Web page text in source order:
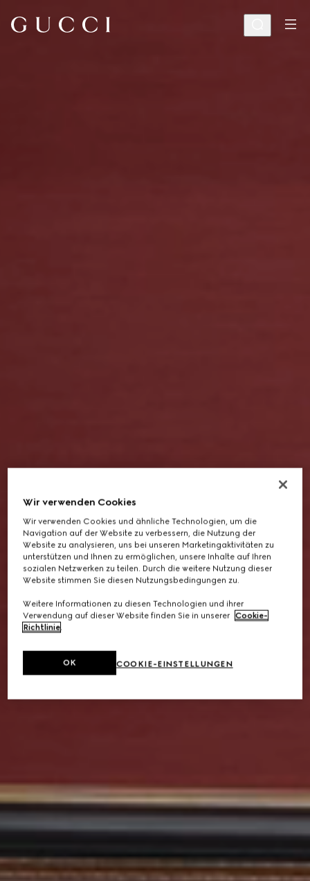
Wir verwenden Cookies
Wir verwenden Cookies und ähnliche Technologien, um die
Navigation auf der Website zu verbessern, die Nutzung der
Website zu analysieren, uns bei unseren Marketingaktivitäten zu
unterstützen und Ihnen zu ermöglichen, unsere Inhalte auf Ihren
sozialen Netzwerken zu teilen. Durch die weitere Nutzung dieser
Website stimmen Sie diesen Nutzungsbedingungen zu.
Weitere Informationen zu diesen Technologien und ihrer
Verwendung auf dieser Website finden Sie in unserer Cookie-
Richtlinie.
COOKIE-EINSTELLUNGEN
OK